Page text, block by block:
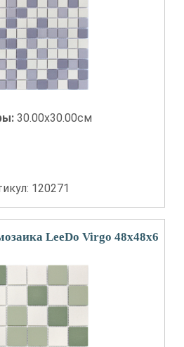
30.00x30.00см
120271
LeeDo Virgo 48x48x6